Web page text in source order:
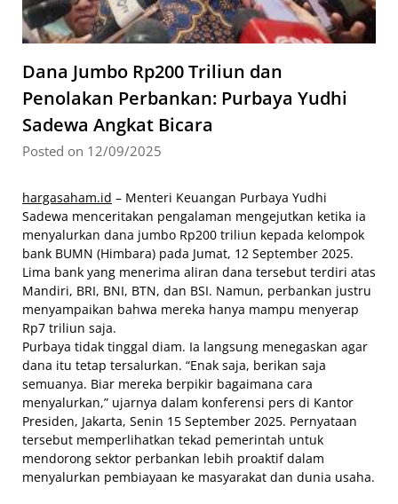
Dana Jumbo Rp200 Triliun dan
Penolakan Perbankan: Purbaya Yudhi
Sadewa Angkat Bicara
Posted on 12/09/2025
hargasaham.id – Menteri Keuangan Purbaya Yudhi
Sadewa menceritakan pengalaman mengejutkan ketika ia
menyalurkan dana jumbo Rp200 triliun kepada kelompok
bank BUMN (Himbara) pada Jumat, 12 September 2025.
Lima bank yang menerima aliran dana tersebut terdiri atas
Mandiri, BRI, BNI, BTN, dan BSI. Namun, perbankan justru
menyampaikan bahwa mereka hanya mampu menyerap
Rp7 triliun saja.
Purbaya tidak tinggal diam. Ia langsung menegaskan agar
dana itu tetap tersalurkan. “Enak saja, berikan saja
semuanya. Biar mereka berpikir bagaimana cara
menyalurkan,” ujarnya dalam konferensi pers di Kantor
Presiden, Jakarta, Senin 15 September 2025. Pernyataan
tersebut memperlihatkan tekad pemerintah untuk
mendorong sektor perbankan lebih proaktif dalam
menyalurkan pembiayaan ke masyarakat dan dunia usaha.